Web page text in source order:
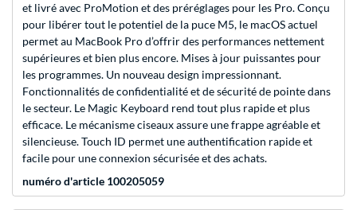
et livré avec ProMotion et des préréglages pour les Pro. Conçu
pour libérer tout le potentiel de la puce M5, le macOS actuel
permet au MacBook Pro d’offrir des performances nettement
supérieures et bien plus encore. Mises à jour puissantes pour
les programmes. Un nouveau design impressionnant.
Fonctionnalités de confidentialité et de sécurité de pointe dans
le secteur. Le Magic Keyboard rend tout plus rapide et plus
efficace. Le mécanisme ciseaux assure une frappe agréable et
silencieuse. Touch ID permet une authentification rapide et
facile pour une connexion sécurisée et des achats.
numéro d'article 100205059